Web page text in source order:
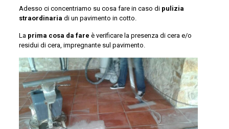
Adesso ci concentriamo su cosa fare in caso di pulizia
straordinaria di un pavimento in cotto.
La prima cosa da fare è verificare la presenza di cera e/o
residui di cera, impregnante sul pavimento.